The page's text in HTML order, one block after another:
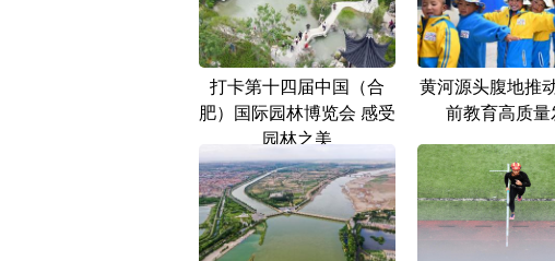
打卡第十四届中国（合
肥）国际园林博览会 感受
园林之美
黄河源头腹地推
前教育高质量